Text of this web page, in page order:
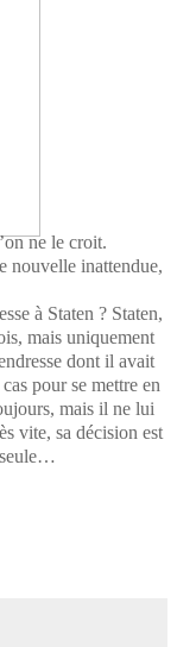
ne le croit.
nouvelle inattendue,
à Staten ? Staten,
mais uniquement
dont il avait
pour se mettre en
mais il ne lui
vite, sa décision est